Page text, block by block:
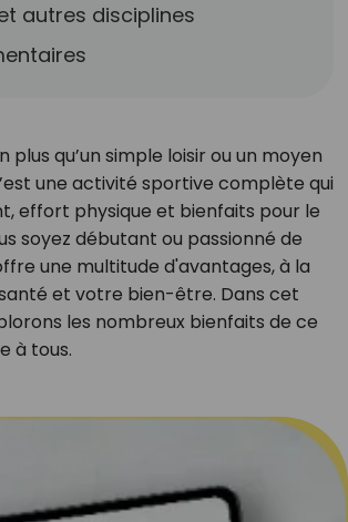
et autres disciplines
plus qu’un simple loisir ou un moyen
une activité sportive complète qui
effort physique et bienfaits pour le
soyez débutant ou passionné de
une multitude d'avantages, à la
et votre bien-être. Dans cet
les nombreux bienfaits de ce
à tous.